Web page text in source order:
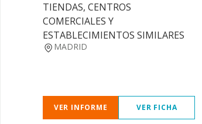
TIENDAS, CENTROS
COMERCIALES Y
ESTABLECIMIENTOS SIMILARES
MADRID
VER INFORME VER FICHA